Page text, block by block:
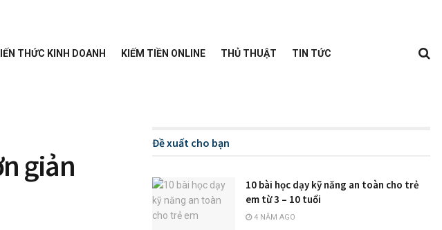
THỨC KINH DOANH KIẾM TIỀN ONLINE THỦ THUẬT TIN TỨC
giản
Đề xuất cho bạn
10 bài học dạy kỹ năng an toàn cho trẻ
em từ 3 – 10 tuổi
4 NĂM AGO